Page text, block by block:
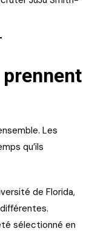
Les
qu’ils
de Florida,
sélectionné en